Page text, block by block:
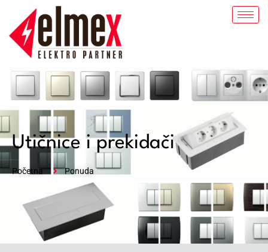
Utičnice i prekidači
Početna Ponuda